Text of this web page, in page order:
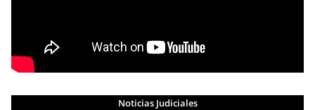
Noticias Judiciales